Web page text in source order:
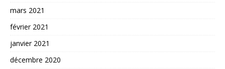
mars 2021
février 2021
janvier 2021
décembre 2020